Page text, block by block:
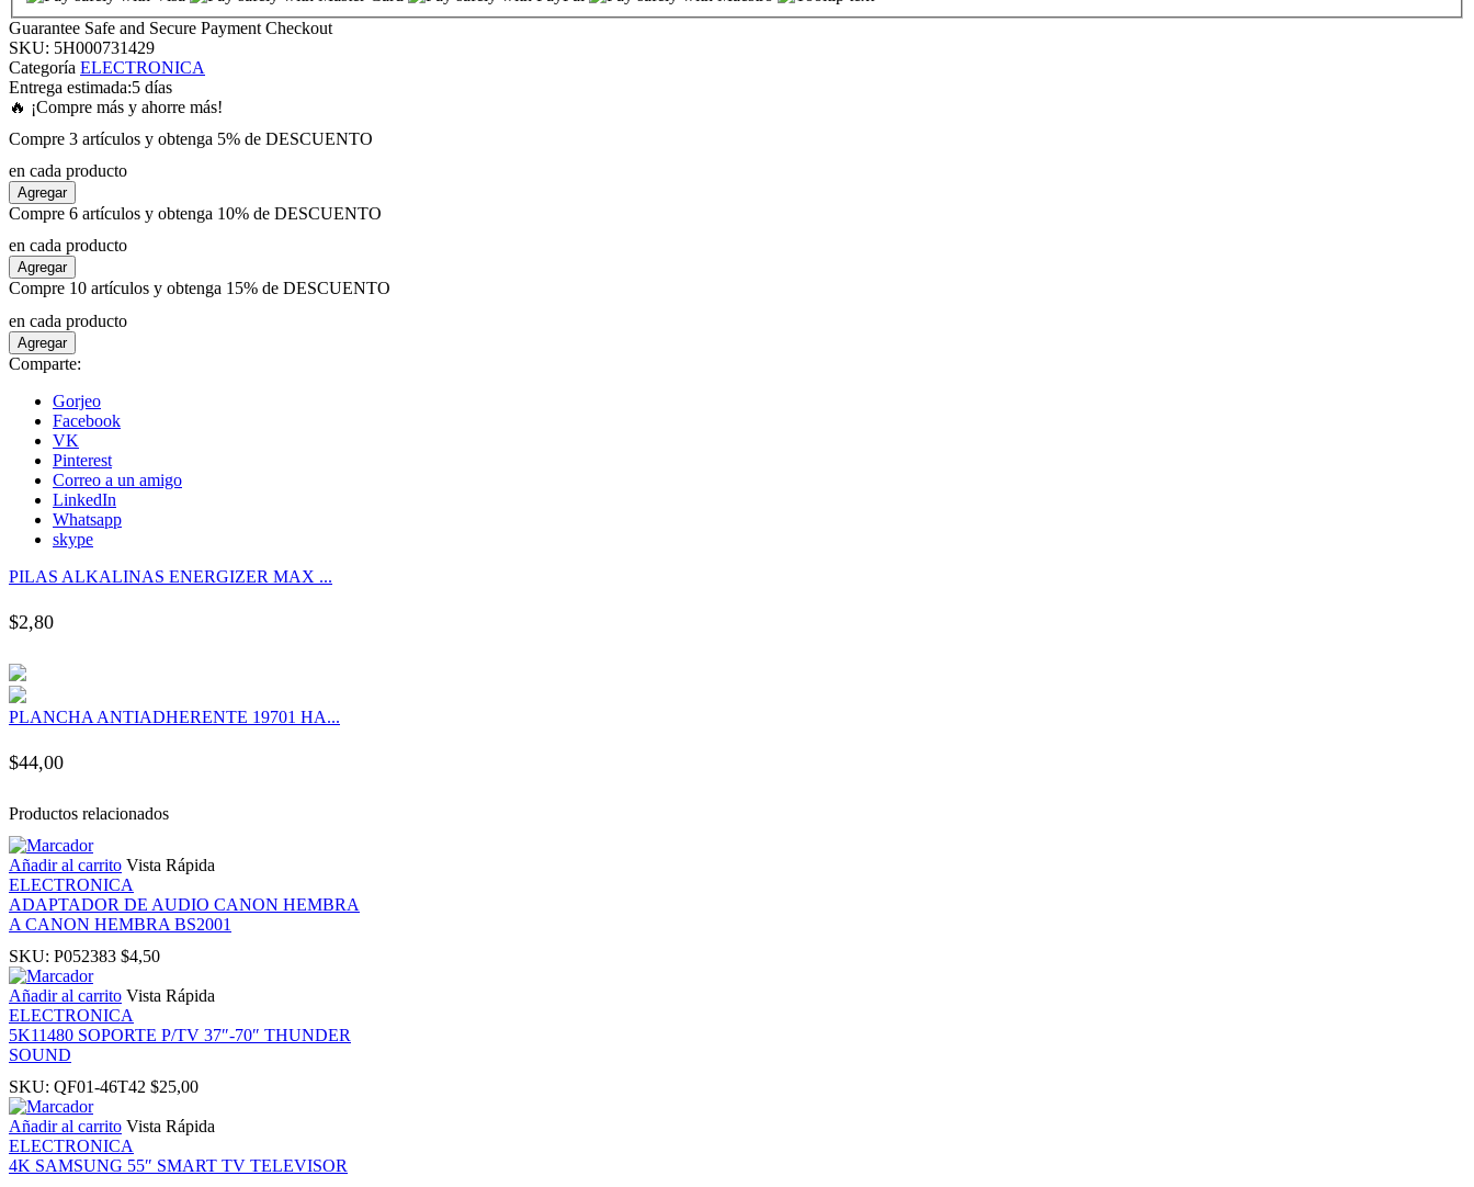
Guarantee Safe and Secure Payment Checkout
SKU: 5H000731429
Categoría ELECTRONICA
Entrega estimada:5 días
🔥 ¡Compre más y ahorre más!
Compre 3 artículos y obtenga 5% de DESCUENTO
en cada producto
Agregar
Compre 6 artículos y obtenga 10% de DESCUENTO
en cada producto
Agregar
Compre 10 artículos y obtenga 15% de DESCUENTO
en cada producto
Agregar
Comparte:
Gorjeo
Facebook
VK
Pinterest
Correo a un amigo
LinkedIn
Whatsapp
skype
PILAS ALKALINAS ENERGIZER MAX ...
$2,80
PLANCHA ANTIADHERENTE 19701 HA...
$44,00
Productos relacionados
Añadir al carrito Vista Rápida
ELECTRONICA
ADAPTADOR DE AUDIO CANON HEMBRA
A CANON HEMBRA BS2001
SKU: P052383 $4,50
Añadir al carrito Vista Rápida
ELECTRONICA
5K11480 SOPORTE P/TV 37″-70″ THUNDER
SOUND
SKU: QF01-46T42 $25,00
Añadir al carrito Vista Rápida
ELECTRONICA
4K SAMSUNG 55″ SMART TV TELEVISOR